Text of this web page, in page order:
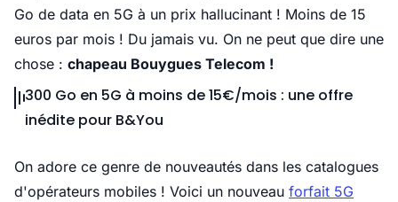
Go de data en 5G à un prix hallucinant ! Moins de 15
euros par mois ! Du jamais vu. On ne peut que dire une
chose : chapeau Bouygues Telecom !
300 Go en 5G à moins de 15€/mois : une offre
inédite pour B&You
On adore ce genre de nouveautés dans les catalogues
d'opérateurs mobiles ! Voici un nouveau forfait 5G